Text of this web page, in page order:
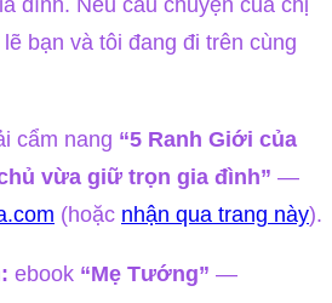
đình. Nếu câu chuyện của chị
bạn và tôi đang đi trên cùng
cẩm nang “5 Ranh Giới của
vừa giữ trọn gia đình” —
(hoặc nhận qua trang này).
ebook “Mẹ Tướng” —